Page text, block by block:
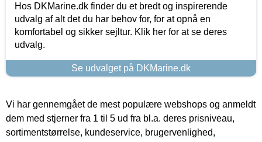
Hos DKMarine.dk finder du et bredt og inspirerende
udvalg af alt det du har behov for, for at opnå en
komfortabel og sikker sejltur. Klik her for at se deres
udvalg.
Se udvalget på DKMarine.dk
Vi har gennemgået de mest populære webshops og anmeldt
dem med stjerner fra 1 til 5 ud fra bl.a. deres prisniveau,
sortimentstørrelse, kundeservice, brugervenlighed,